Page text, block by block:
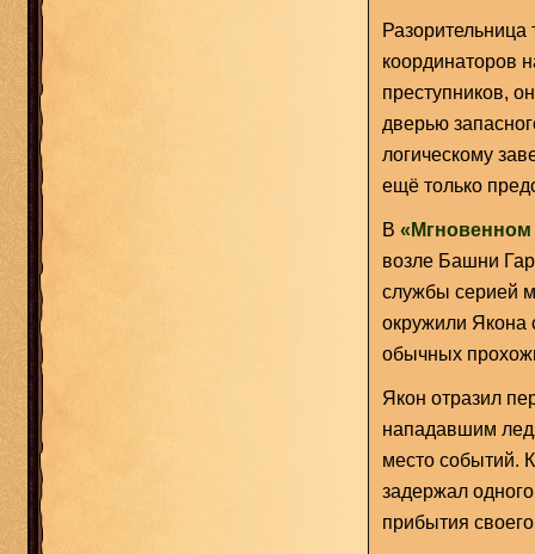
координаторов
преступников,
дверью
логическому
ещё только
В «Мгновенном
возле Башни
службы серией
окружили Якона
обычных
Якон отразил
нападавшим
место событий.
задержал
прибытия